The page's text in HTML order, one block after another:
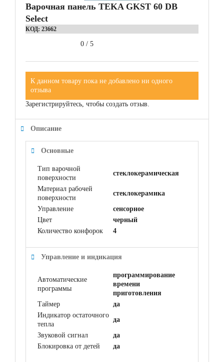
Варочная панель TEKA GKST 60 DB
Select
КОД: 23662
0 / 5
К данном товару пока не добавлено ни одного
отзыва
Зарегистрируйтесь, чтобы создать отзыв.
Описание
Основные
Тип варочной
поверхности
стеклокерамическая
Материал рабочей
поверхности
cтеклокерамика
Управление
сенсорное
Цвет
черный
Количество конфорок
4
Управление и индикация
Автоматические
программы
программирование
времени
приготовления
Таймер
да
Индикатор остаточного
тепла
да
Звуковой сигнал
да
Блокировка от детей
да